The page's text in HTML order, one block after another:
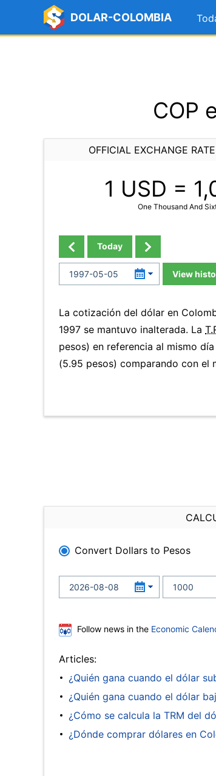
DOLAR-COLOMBIA
COP
OFFICIAL EXCHANGE
1 USD =
One Thousand And
Today
View
La cotización del dólar en
1997 se mantuvo inalterada. La
pesos) en referencia al mismo
(5.95 pesos) comparando con el
Convert Dollars to Pesos
Follow news in the Economic
Articles:
¿Quién gana cuando el dólar
¿Quién gana cuando el dólar
¿Cómo se calcula la TRM del
¿Dónde comprar dólares en